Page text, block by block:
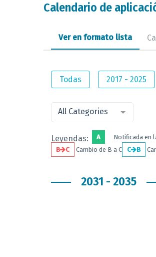
Calendario de
Ver en formato lista
Todas 2017 - 2025
All Categories
Leyendas: A Notificada en
B
C Cambio de B a C C B
2031 - 2035